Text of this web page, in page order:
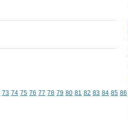
73 74 75 76 77 78 79 80 81 82 83 84 85 86